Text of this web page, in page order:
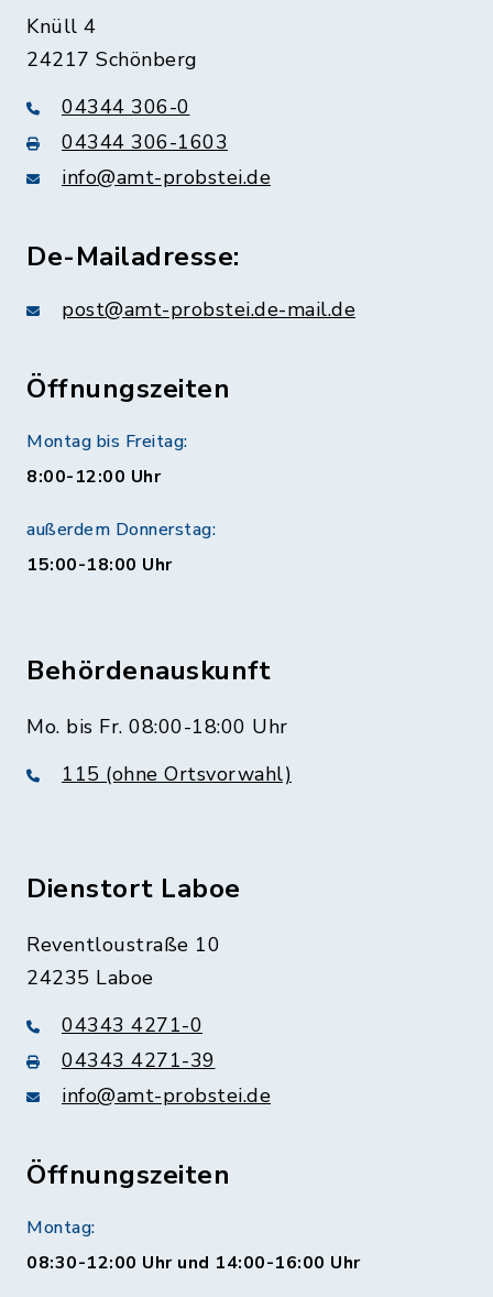
Knüll 4
24217 Schönberg
04344 306-0
04344 306-1603
info@amt-probstei.de
De-Mailadresse:
post@amt-probstei.de-mail.de
Öffnungszeiten
Montag bis Freitag:
8:00-12:00 Uhr
außerdem Donnerstag:
15:00-18:00 Uhr
Behördenauskunft
Mo. bis Fr. 08:00-18:00 Uhr
115 (ohne Ortsvorwahl)
Dienstort Laboe
Reventloustraße 10
24235 Laboe
04343 4271-0
04343 4271-39
info@amt-probstei.de
Öffnungszeiten
Montag:
08:30-12:00 Uhr und 14:00-16:00 Uhr